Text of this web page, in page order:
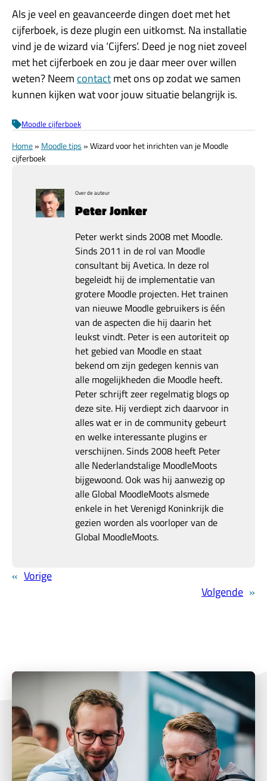
Als je veel en geavanceerde dingen doet met het
cijferboek, is deze plugin een uitkomst. Na installatie
vind je de wizard via ‘Cijfers’. Deed je nog niet zoveel
met het cijferboek en zou je daar meer over willen
weten? Neem contactmet ons op zodat we samen
kunnen kijken wat voor jouw situatie belangrijk is.
Moodle cijferboek
Home» Moodle tips »Wizard voor het inrichten van je Moodle
cijferboek
Over de auteur
Peter Jonker
Peter werkt sinds 2008 met Moodle.
Sinds 2011 in de rol van Moodle
consultant bij Avetica. In deze rol
begeleidt hij de implementatie van
grotere Moodle projecten. Het trainen
van nieuwe Moodle gebruikers is één
van de aspecten die hij daarin het
leukst vindt. Peter is een autoriteit op
het gebied van Moodle en staat
bekend om zijn gedegen kennis van
alle mogelijkheden die Moodle heeft.
Peter schrijft zeer regelmatig blogs op
deze site. Hij verdiept zich daarvoor in
alles wat er in de community gebeurt
en welke interessante plugins er
verschijnen. Sinds 2008 heeft Peter
alle Nederlandstalige MoodleMoots
bijgewoond. Ook was hij aanwezig op
alle Global MoodleMoots alsmede
enkele in het Verenigd Koninkrijk die
gezien worden als voorloper van de
Global MoodleMoots.
« Vorige
Volgende »